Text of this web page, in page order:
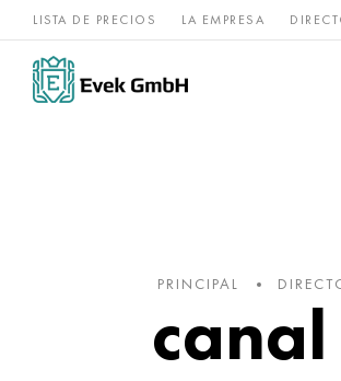
LISTA DE PRECIOS LA EMPRESA
Aleaciones de
níquel
PRINCIPAL